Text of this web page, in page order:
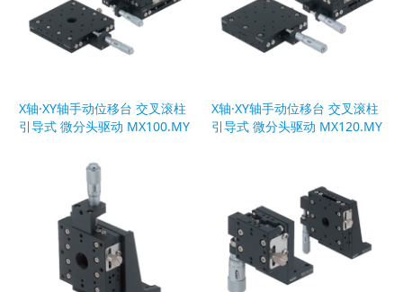
X轴·XY轴手动位移台 交叉滚柱
引导式 微分头驱动 MX100.MY
X轴·XY轴手动位移台 交叉滚柱
引导式 微分头驱动 MX120.MY